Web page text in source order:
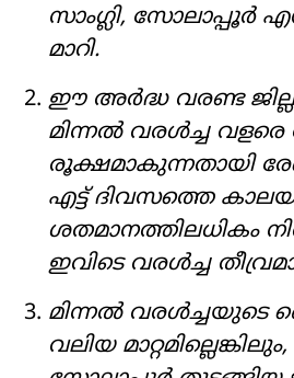
സാംഗ്ലി, സോലാപ്പൂർ
മാറി.
ഈ അർദ്ധ വരണ്ട
മിന്നൽ വരൾച്ച
രൂക്ഷമാകുന്നതായി
എട്ട് ദിവസത്തെ
ശതമാനത്തിലധികം
ഇവിടെ വരൾച്ച
മിന്നൽ വരൾച്ചയുടെ
വലിയ